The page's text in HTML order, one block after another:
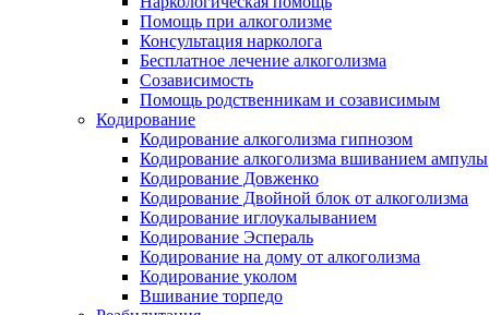
Помощь при алкоголизме
Консультация нарколога
Бесплатное лечение алкоголизма
Созависимость
Помощь родственникам и созависимым
Кодирование
Кодирование алкоголизма гипнозом
Кодирование алкоголизма вшиванием ампулы
Кодирование Довженко
Кодирование Двойной блок от алкоголизма
Кодирование иглоукалыванием
Кодирование Эспераль
Кодирование на дому от алкоголизма
Кодирование уколом
Вшивание торпедо